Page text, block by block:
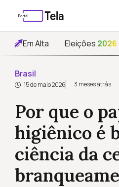
Em Alta Eleições 2026
Brasil
15 de maio 2026 3 meses atrás
Por que o
higiênico é
ciência da